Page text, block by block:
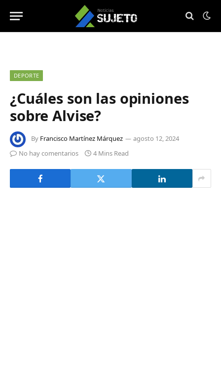
DEPORTE
¿Cuáles son las opiniones
sobre Alvise?
By Francisco Martínez Márquez
agosto 12, 2024
No hay comentarios
4 Mins Read